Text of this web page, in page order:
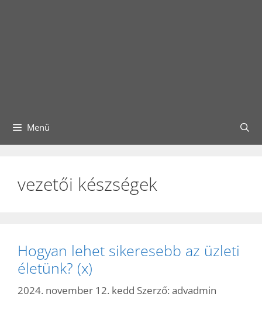
Menü
vezetői készségek
Hogyan lehet sikeresebb az üzleti
életünk? (x)
2024. november 12. kedd Szerző: advadmin